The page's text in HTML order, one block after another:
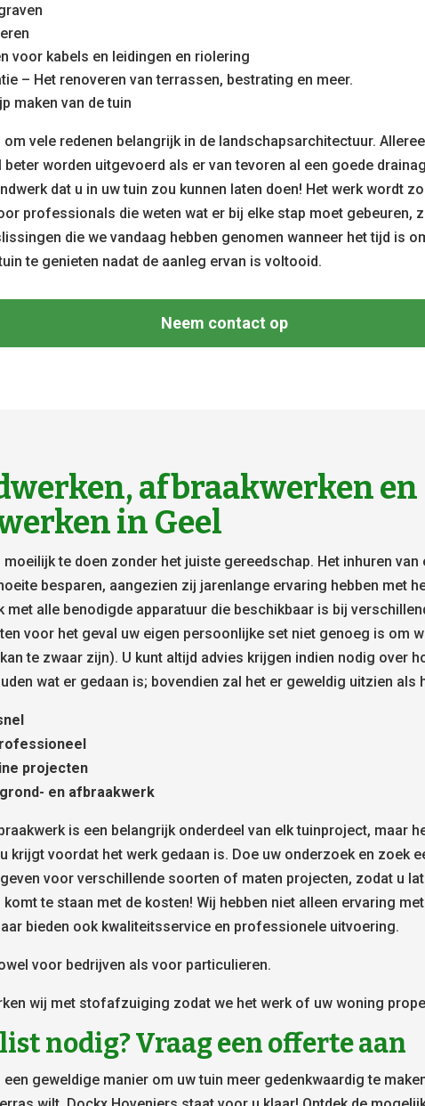
voor kabels en leidingen en riolering
– Het renoveren van terrassen, bestrating en meer.
maken van de tuin
om vele redenen belangrijk in de landschapsarchitectuur.
beter worden uitgevoerd als er van tevoren al een goede
dat u in uw tuin zou kunnen laten doen! Het werk wordt
professionals die weten wat er bij elke stap moet gebeuren,
die we vandaag hebben genomen wanneer het tijd is
te genieten nadat de aanleg ervan is voltooid.
Neem contact op
afbraakwerken en
in Geel
moeilijk te doen zonder het juiste gereedschap. Het inhuren van
besparen, aangezien zij jarenlange ervaring hebben met
met alle benodigde apparatuur die beschikbaar is bij
voor het geval uw eigen persoonlijke set niet genoeg is om
te zwaar zijn). U kunt altijd advies krijgen indien nodig over
wat er gedaan is; bovendien zal het er geweldig uitzien als
projecten
en afbraakwerk
is een belangrijk onderdeel van elk tuinproject, maar
krijgt voordat het werk gedaan is. Doe uw onderzoek en zoek
voor verschillende soorten of maten projecten, zodat u
te staan met de kosten! Wij hebben niet alleen ervaring
bieden ook kwaliteitsservice en professionele uitvoering.
voor bedrijven als voor particulieren.
wij met stofafzuiging zodat we het werk of uw woning
nodig? Vraag een offerte aan
een geweldige manier om uw tuin meer gedenkwaardig te